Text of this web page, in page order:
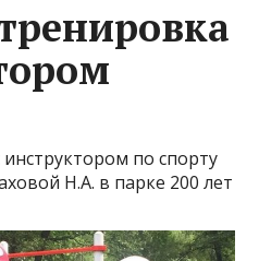
по спорту
Н.А. в парке 200 лет